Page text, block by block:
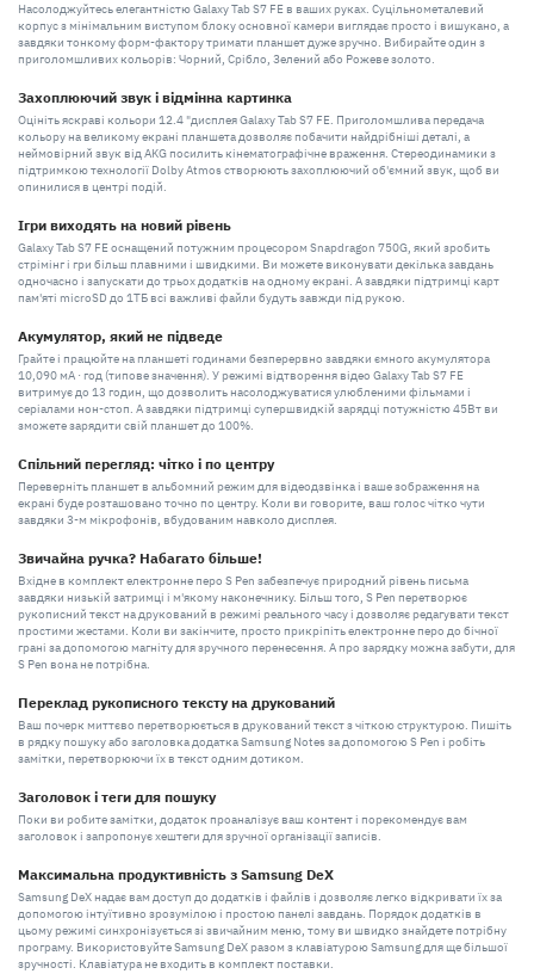
Насолоджуйтесь елегантністю Galaxy Tab S7 FE в ваших руках. Суцільнометалевий
корпус з мінімальним виступом блоку основної камери виглядає просто і вишукано, а
завдяки тонкому форм-фактору тримати планшет дуже зручно. Вибирайте один з
приголомшливих кольорів: Чорний, Срібло, Зелений або Рожеве золото.
Захоплюючий звук і відмінна картинка
Оцініть яскраві кольори 12.4 "дисплея Galaxy Tab S7 FE. Приголомшлива передача
кольору на великому екрані планшета дозволяє побачити найдрібніші деталі, а
неймовірний звук від AKG посилить кінематографічне враження. Стереодинамики з
підтримкою технології Dolby Atmos створюють захоплюючий об'ємний звук, щоб ви
опинилися в центрі подій.
Ігри виходять на новий рівень
Galaxy Tab S7 FE оснащений потужним процесором Snapdragon 750G, який зробить
стрімінг і гри більш плавними і швидкими. Ви можете виконувати декілька завдань
одночасно і запускати до трьох додатків на одному екрані. А завдяки підтримці карт
пам'яті microSD до 1ТБ всі важливі файли будуть завжди під рукою.
Акумулятор, який не підведе
Грайте і працюйте на планшеті годинами безперервно завдяки ємного акумулятора
10,090 мА · год (типове значення). У режимі відтворення відео Galaxy Tab S7 FE
витримує до 13 годин, що дозволить насолоджуватися улюбленими фільмами і
серіалами нон-стоп. А завдяки підтримці супершвидкій зарядці потужністю 45Вт ви
зможете зарядити свій планшет до 100%.
Спільний перегляд: чітко і по центру
Переверніть планшет в альбомний режим для відеодзвінка і ваше зображення на
екрані буде розташовано точно по центру. Коли ви говорите, ваш голос чітко чути
завдяки 3-м мікрофонів, вбудованим навколо дисплея.
Звичайна ручка? Набагато більше!
Вхідне в комплект електронне перо S Pen забезпечує природний рівень письма
завдяки низькій затримці і м'якому наконечнику. Більш того, S Pen перетворює
рукописний текст на друкований в режимі реального часу і дозволяє редагувати текст
простими жестами. Коли ви закінчите, просто прикріпіть електронне перо до бічної
грані за допомогою магніту для зручного перенесення. А про зарядку можна забути, для
S Pen вона не потрібна.
Переклад рукописного тексту на друкований
Ваш почерк миттєво перетворюється в друкований текст з чіткою структурою. Пишіть
в рядку пошуку або заголовка додатка Samsung Notes за допомогою S Pen і робіть
замітки, перетворюючи їх в текст одним дотиком.
Заголовок і теги для пошуку
Поки ви робите замітки, додаток проаналізує ваш контент і порекомендує вам
заголовок і запропонує хештеги для зручної організації записів.
Максимальна продуктивність з Samsung DeX
Samsung DeX надає вам доступ до додатків і файлів і дозволяє легко відкривати їх за
допомогою інтуїтивно зрозумілою і простою панелі завдань. Порядок додатків в
цьому режимі синхронізується зі звичайним меню, тому ви швидко знайдете потрібну
програму. Використовуйте Samsung DeX разом з клавіатурою Samsung для ще більшої
зручності. Клавіатура не входить в комплект поставки.